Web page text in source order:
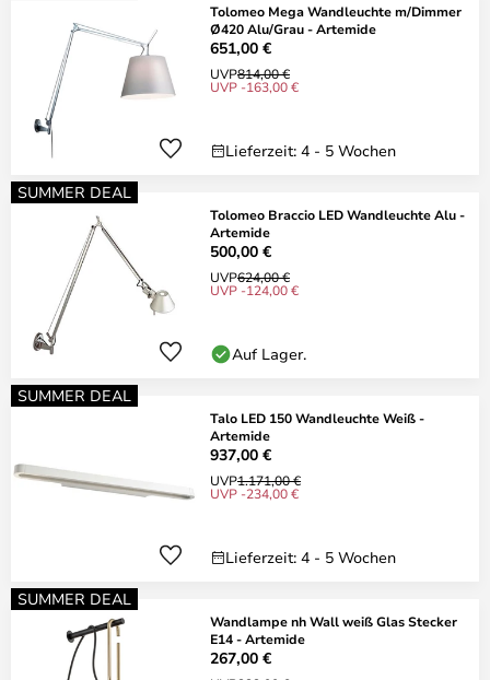
Tolomeo Mega Wandleuchte m/Dimmer
Ø420 Alu/Grau - Artemide
651,00 €
UVP814,00 €
UVP -163,00 €
Lieferzeit: 4 - 5 Wochen
SUMMER DEAL
Tolomeo Braccio LED Wandleuchte Alu -
Artemide
500,00 €
UVP624,00 €
UVP -124,00 €
Auf Lager.
SUMMER DEAL
Talo LED 150 Wandleuchte Weiß -
Artemide
937,00 €
UVP1.171,00 €
UVP -234,00 €
Lieferzeit: 4 - 5 Wochen
SUMMER DEAL
Wandlampe nh Wall weiß Glas Stecker
E14 - Artemide
267,00 €